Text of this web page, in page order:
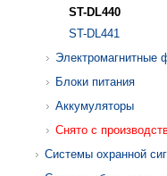
ST-DL440
ST-DL441
Электромагнитные
Блоки питания
Аккумуляторы
Снято с
Системы охранной